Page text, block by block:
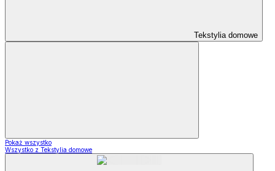
Tekstylia domowe
Pokaż wszystko
Wszystko z Tekstylia domowe